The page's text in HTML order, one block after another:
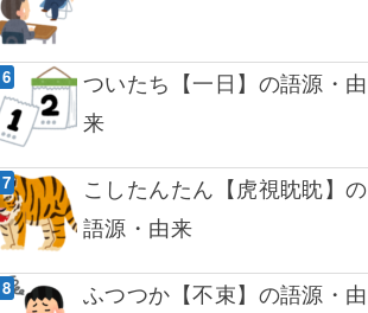
ついたち【一日】の語源・由
来
こしたんたん【虎視眈眈】の
語源・由来
ふつつか【不束】の語源・由